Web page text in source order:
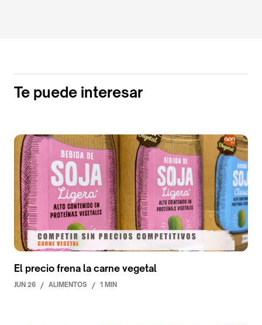
Te puede interesar
El precio frena la carne vegetal
JUN 26 / ALIMENTOS / 1 MIN